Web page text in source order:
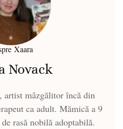
Xaara
Novack
artist mâzgălitor încă din
ca adult. Mămică a 9
rasă nobilă adoptabilă.